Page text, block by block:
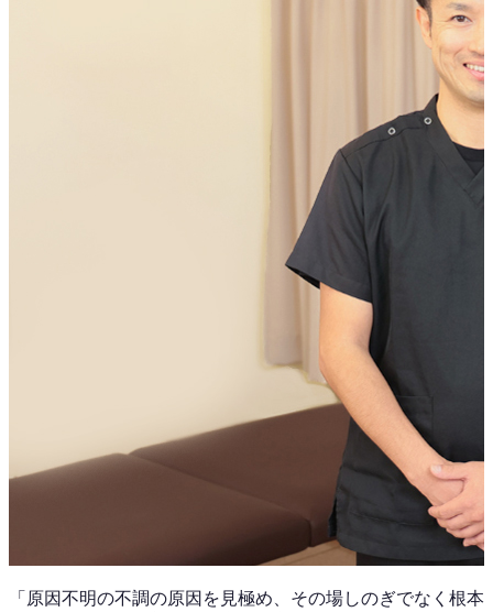
「 原因不明の不調の原因を見極め、その場しのぎでなく根本